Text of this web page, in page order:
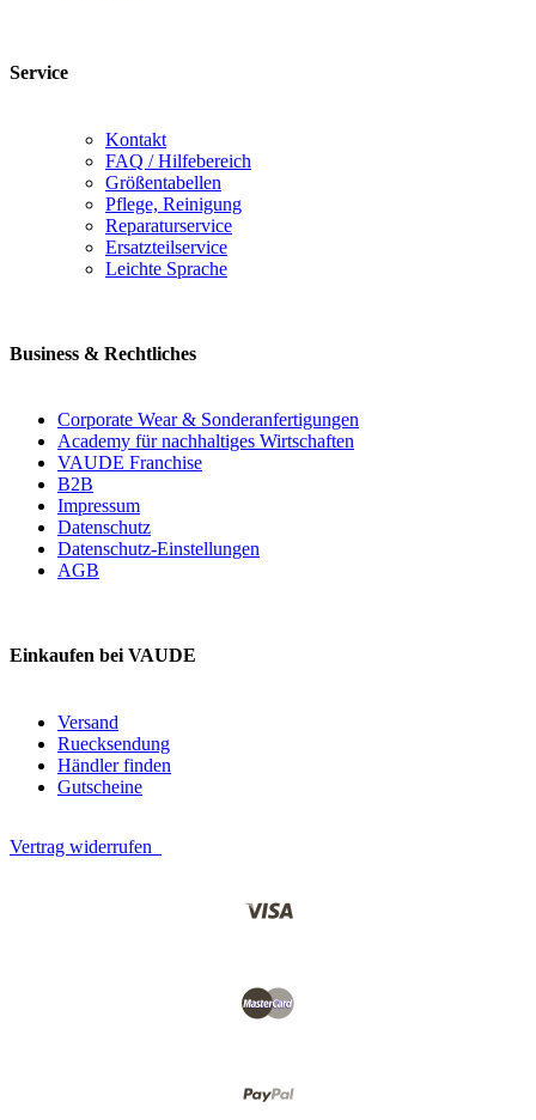
Service
Kontakt
FAQ / Hilfebereich
Größentabellen
Pflege, Reinigung
Reparaturservice
Ersatzteilservice
Leichte Sprache
Business & Rechtliches
Corporate Wear & Sonderanfertigungen
Academy für nachhaltiges Wirtschaften
VAUDE Franchise
B2B
Impressum
Datenschutz
Datenschutz-Einstellungen
AGB
Einkaufen bei VAUDE
Versand
Ruecksendung
Händler finden
Gutscheine
Vertrag widerrufen